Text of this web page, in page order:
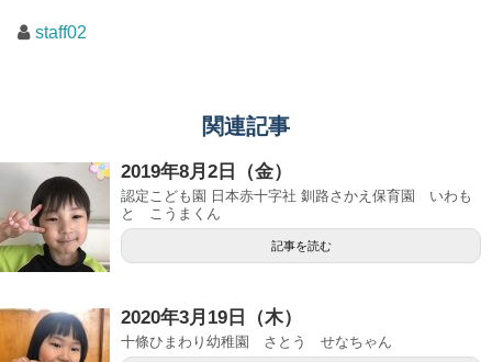
staff02
関連記事
2019年8月2日（金）
認定こども園 日本赤十字社 釧路さかえ保育園 いわも
と こうまくん
記事を読む
2020年3月19日（木）
十條ひまわり幼稚園 さとう せなちゃん